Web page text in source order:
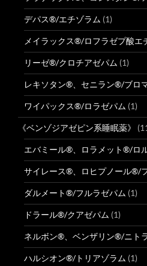
デパス®/エチゾラム (1)
メイラックス®/ロフラゼプ酸エ
リーゼ®/クロチアゼパム (1)
レキソタン®、セニラン®/ブロ
ワイパックス®/ロラゼパム (1)
《ベンゾジアゼピン系睡眠薬》
エバミール®、ロラメット®/ロ
サイレース®、ロヒプノール®/
ダルメート®/フルラゼパム (1)
ドラール®/クアゼパム (1)
ネルボン®、ベンザリン®/ニト
ハルシオン®/トリアゾラム (1)